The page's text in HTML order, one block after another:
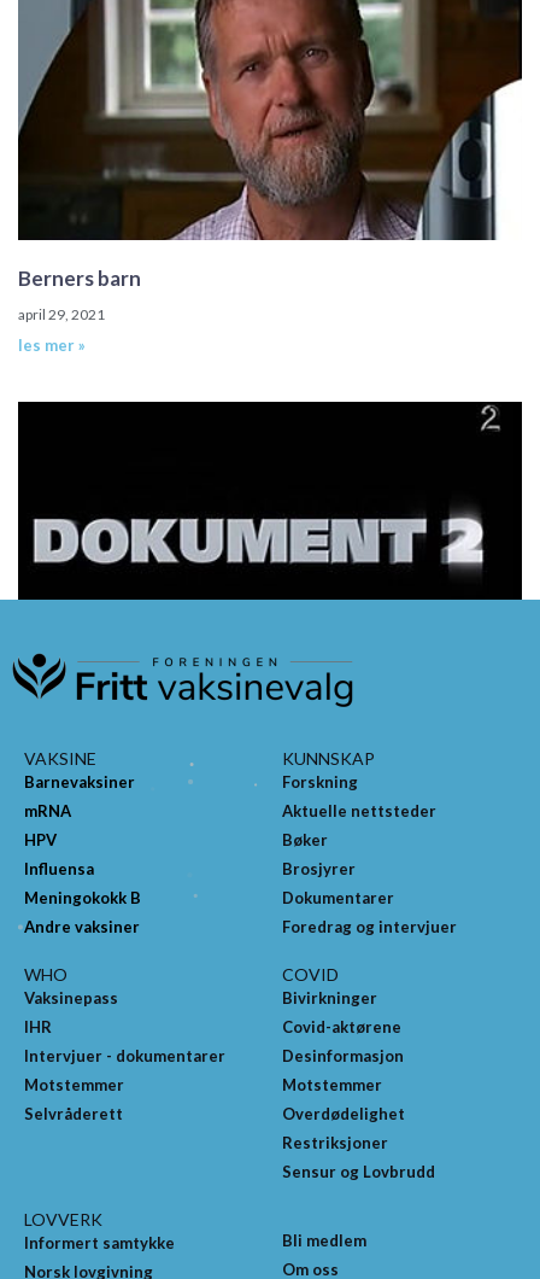
Berners barn
april 29, 2021
les mer »
Et løfte om beskyttelse del 1 av 3
les mer »
VAKSINE
Barnevaksiner
mRNA
HPV
Influensa
Meningokokk B
Andre vaksiner
KUNNSKAP
Forskning
Aktuelle nettsteder
Bøker
Brosjyrer
Dokumentarer
Foredrag og intervjuer
WHO
Vaksinepass
IHR
Intervjuer - dokumentarer
Motstemmer
Selvråderett
COVID
Bivirkninger
Covid-aktørene
Desinformasjon
Motstemmer
Overdødelighet
Restriksjoner
Sensur og Lovbrudd
LOVVERK
Informert samtykke
Norsk lovgivning
Bli medlem
Om oss